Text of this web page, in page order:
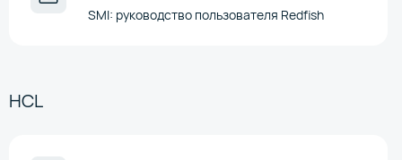
SMI: руководство пользователя Redfish
HCL